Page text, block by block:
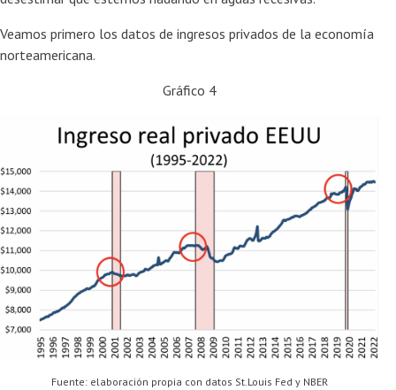
Veamos primero los datos de ingresos privados de la economía
norteamericana.
Gráfico 4
Fuente: elaboración propia con datos St.Louis Fed y NBER